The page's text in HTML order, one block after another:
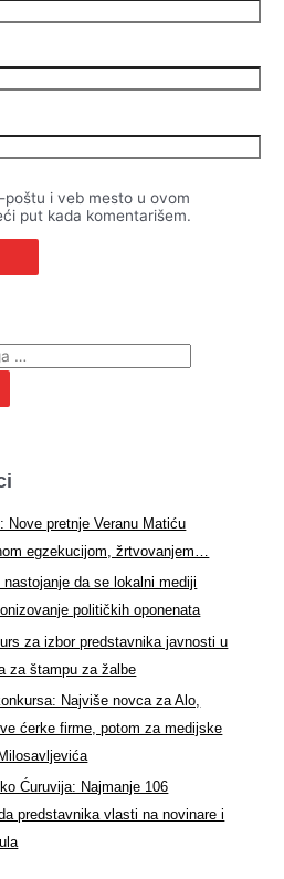
i veb mesto u ovom
put kada komentarišem.
Nove pretnje Veranu Matiću
egzekucijom, žrtvovanjem…
da se lokalni mediji
političkih oponenata
za izbor predstavnika javnosti u
za štampu za žalbe
Najviše novca za Alo,
ćerke firme, potom za medijske
Ćuruvija: Najmanje 106
predstavnika vlasti na novinare i